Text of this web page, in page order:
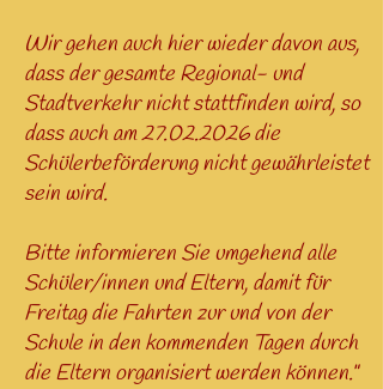
Wir gehen auch hier wieder davon aus,
dass der gesamte Regional- und
Stadtverkehr nicht stattfinden wird, so
dass auch am27.02.2026die
Schülerbeförderung nicht gewährleistet
sein wird.
Bitte informieren Sie umgehend alle
Schüler/innen und Eltern, damit für
Freitag die Fahrten zur und von der
Schule in den kommenden Tagen durch
die Eltern organisiert werden können."